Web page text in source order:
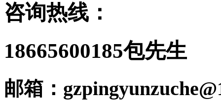
咨询热线：
18665600185包先生
邮箱：